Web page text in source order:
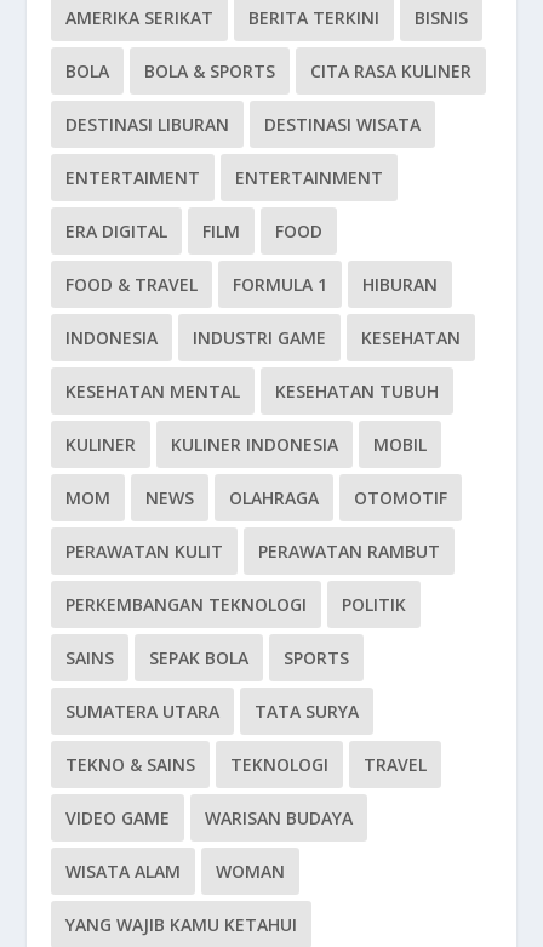
AMERIKA SERIKAT BERITA TERKINI BISNIS
BOLA BOLA & SPORTS CITA RASA KULINER
DESTINASI LIBURAN DESTINASI WISATA
ENTERTAIMENT ENTERTAINMENT
ERA DIGITAL FILM FOOD
FOOD & TRAVEL FORMULA 1 HIBURAN
INDONESIA INDUSTRI GAME KESEHATAN
KESEHATAN MENTAL KESEHATAN TUBUH
KULINER KULINER INDONESIA MOBIL
MOM NEWS OLAHRAGA OTOMOTIF
PERAWATAN KULIT PERAWATAN RAMBUT
PERKEMBANGAN TEKNOLOGI POLITIK
SAINS SEPAK BOLA SPORTS
SUMATERA UTARA TATA SURYA
TEKNO & SAINS TEKNOLOGI TRAVEL
VIDEO GAME WARISAN BUDAYA
WISATA ALAM WOMAN
YANG WAJIB KAMU KETAHUI